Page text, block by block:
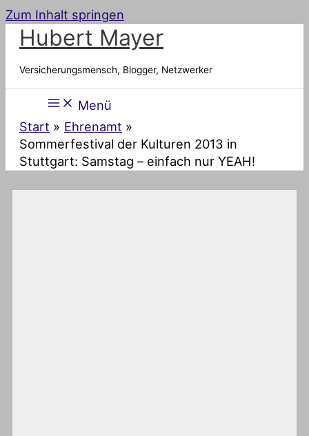
Zum Inhalt springen
Hubert Mayer
Versicherungsmensch, Blogger, Netzwerker
Menü
Start
Ehrenamt
Sommerfestival der Kulturen 2013 in
Stuttgart: Samstag – einfach nur YEAH!